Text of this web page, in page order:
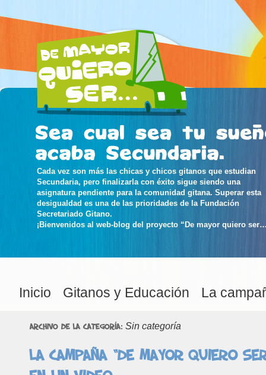
Cada vez son más las chicas y chicos gitanos que estudian
Secundaria, pero finalizarla con éxito sigue siendo una
asignatura pendiente para la comunidad gitana. Superar esta
desigualdad es una de las prioridades de la Fundación
Secretariado Gitano.
¡Bienvenidos al web-blog del proyecto “De mayor quiero
Inicio Gitanos y Educación La
Archivo de la categoría: Sin categoría
La campaña “De mayor quiero